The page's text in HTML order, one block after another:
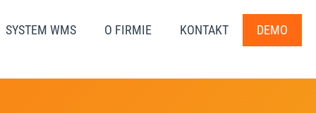
SYSTEM WMS O FIRMIE KONTAKT DEMO